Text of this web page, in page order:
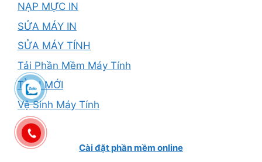
NẠP MỰC IN
SỬA MÁY IN
SỬA MÁY TÍNH
Tải Phần Mềm Máy Tính
TỈNH MỚI
Vệ Sinh Máy Tính
Cài đặt phần mềm online